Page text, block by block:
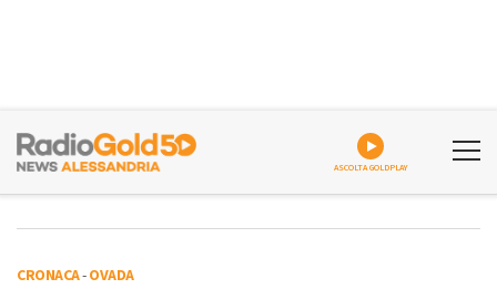
CRONACA-OVADA